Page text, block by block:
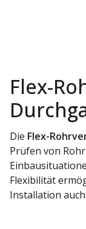
Flex-
Die Flex-
Prüfen von
Flexibilität
Installation